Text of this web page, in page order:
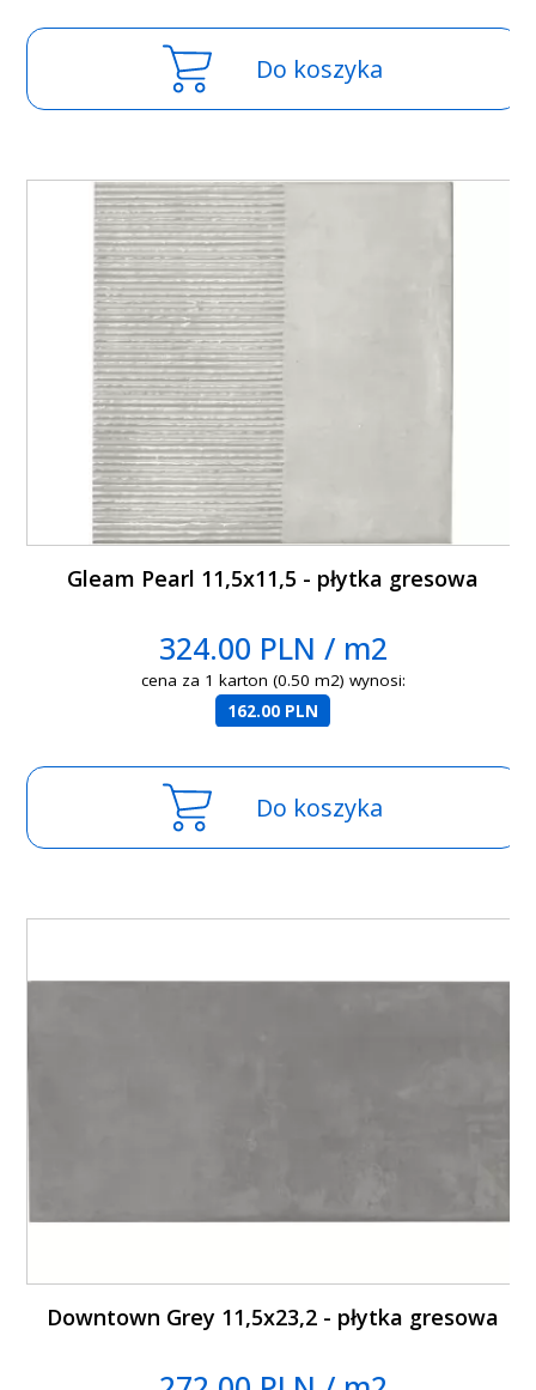
Do koszyka
Gleam Pearl 11,5x11,5 - płytka gresowa
324.00 PLN / m2
cena za 1 karton (0.50 m2) wynosi:
162.00 PLN
Do koszyka
Downtown Grey 11,5x23,2 - płytka gresowa